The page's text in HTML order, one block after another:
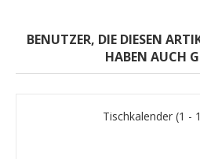
BENUTZER, DIE DIESEN
HABEN AUCH
Tischkalender (1 -